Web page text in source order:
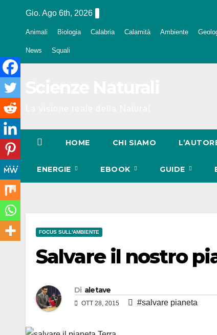
Gio. Ago 6th, 2026
Animali Biologia Calabria Calamità Ambiente
News Squali
HOME CHI SIAMO
ENERGIE EBOOK GUIDE
FOCUS SULL'AMBIENTE
Salvare il nostro
Di aletave
OTT 28, 2015 #salvare pianeta